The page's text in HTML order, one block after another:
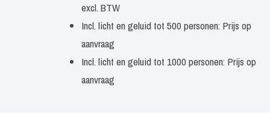
excl. BTW
Incl. licht en geluid tot 500 personen: Prijs op
aanvraag
Incl. licht en geluid tot 1000 personen: Prijs op
aanvraag